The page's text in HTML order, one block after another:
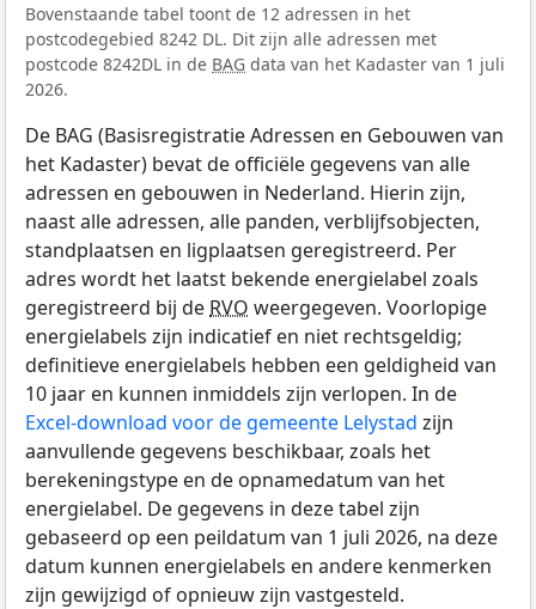
Bovenstaande tabel toont de 12 adressen in het
postcodegebied 8242 DL. Dit zijn alle adressen met
postcode 8242DL in de BAG data van het Kadaster van 1 juli
2026.
De BAG (Basisregistratie Adressen en Gebouwen van
het Kadaster) bevat de officiële gegevens van alle
adressen en gebouwen in Nederland. Hierin zijn,
naast alle adressen, alle panden, verblijfsobjecten,
standplaatsen en ligplaatsen geregistreerd. Per
adres wordt het laatst bekende energielabel zoals
geregistreerd bij de RVO weergegeven. Voorlopige
energielabels zijn indicatief en niet rechtsgeldig;
definitieve energielabels hebben een geldigheid van
10 jaar en kunnen inmiddels zijn verlopen. In de
Excel-download voor de gemeente Lelystad zijn
aanvullende gegevens beschikbaar, zoals het
berekeningstype en de opnamedatum van het
energielabel. De gegevens in deze tabel zijn
gebaseerd op een peildatum van 1 juli 2026, na deze
datum kunnen energielabels en andere kenmerken
zijn gewijzigd of opnieuw zijn vastgesteld.